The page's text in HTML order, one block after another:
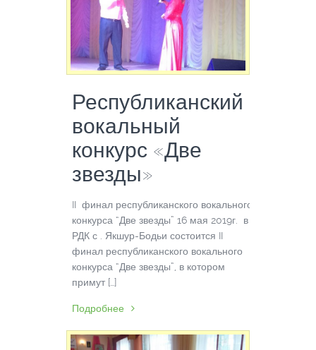
Республиканский
вокальный
конкурс «Две
звезды»
II финал республиканского вокального
конкурса “Две звезды” 16 мая 2019г. в
РДК с . Якшур-Бодьи состоится II
финал республиканского вокального
конкурса “Две звезды”, в котором
примут […]
Подробнее